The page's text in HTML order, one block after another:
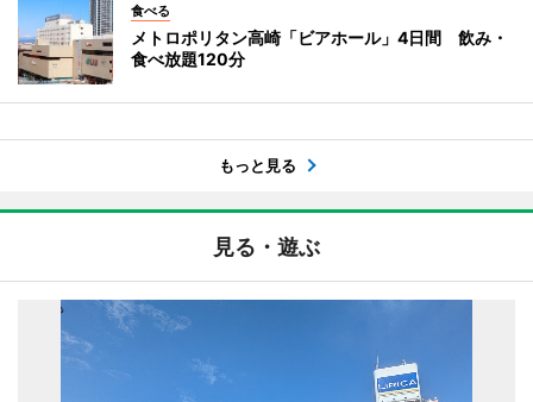
食べる
メトロポリタン高崎「ビアホール」4日間 飲み・
食べ放題120分
もっと見る
見る・遊ぶ